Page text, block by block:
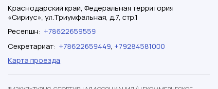
Краснодарский край, Федеральная территория
«Сириус», ул.Триумфальная, д.7, стр.1
Ресепшн: +78622659559
Секретариат: +78622659449, +79284581000
Карта проезда